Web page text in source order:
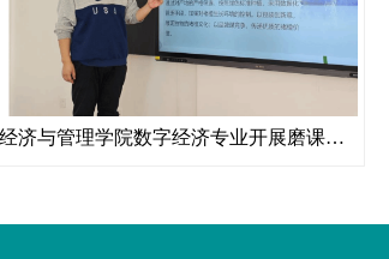
经济与管理学院数字经济专业开展磨课活动